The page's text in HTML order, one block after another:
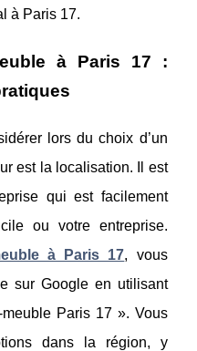
à Paris 17.
à Paris 17 :
lors du choix d’un
est la localisation. Il est
qui est facilement
ou votre entreprise.
à Paris 17, vous
sur Google en utilisant
Paris 17 ». Vous
dans la région, y